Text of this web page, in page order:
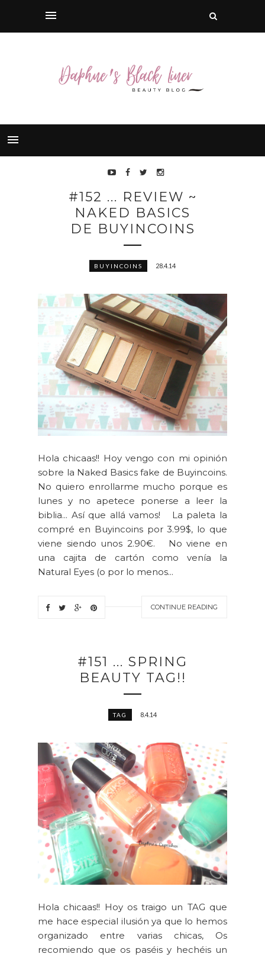
#152 ... REVIEW ~
NAKED BASICS
DE BUYINCOINS
BUYINCOINS 28.4.14
Hola chicaas!! Hoy vengo con mi opinión
sobre la Naked Basics fake de Buyincoins.
No quiero enrollarme mucho porque es
lunes y no apetece ponerse a leer la
biblia... Así que allá vamos! La paleta la
compré en Buyincoins por 3.99$, lo que
viene siendo unos 2.90€. No viene en
una cajita de cartón como venía la
Natural Eyes (o por lo menos...
CONTINUE READING
#151 ... SPRING
BEAUTY TAG!!
TAG 8.4.14
Hola chicaas!! Hoy os traigo un TAG que
me hace especial ilusión ya que lo hemos
organizado entre varias chicas, Os
recomiendo que os paséis y hechéis un